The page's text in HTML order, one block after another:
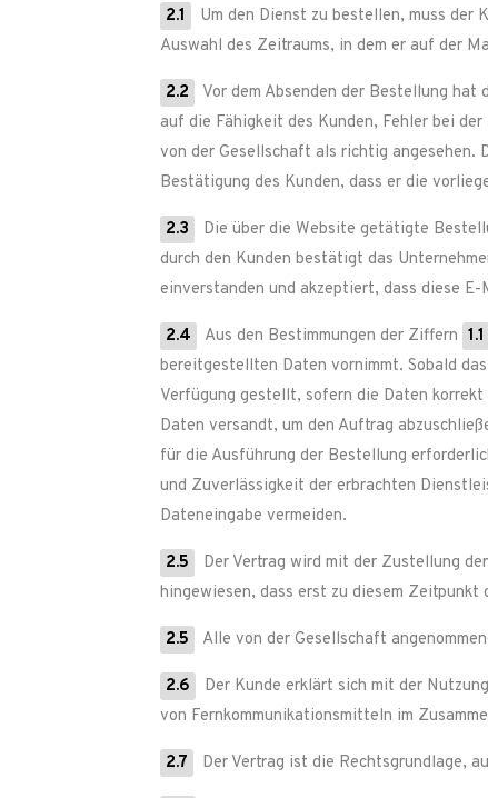
2.1
Um den Dienst zu bestellen, muss der
Auswahl des Zeitraums, in dem er auf der
2.2
Vor dem Absenden der Bestellung
auf die Fähigkeit des Kunden, Fehler bei
von der Gesellschaft als richtig
Bestätigung des Kunden, dass er die
2.3
Die über die Website getätigte
durch den Kunden bestätigt das
einverstanden und akzeptiert, dass diese
2.4 Aus den Bestimmungen der Ziffern 1.1
bereitgestellten Daten vornimmt. Sobald
Verfügung gestellt, sofern die Daten
Daten versandt, um den Auftrag
für die Ausführung der Bestellung
und Zuverlässigkeit der erbrachten
Dateneingabe vermeiden.
2.5
Der Vertrag wird mit der Zustellung
hingewiesen, dass erst zu diesem
2.5 Alle von der Gesellschaft
2.6
Der Kunde erklärt sich mit der
von Fernkommunikationsmitteln im
2.7 Der Vertrag ist die Rechtsgrundlage,